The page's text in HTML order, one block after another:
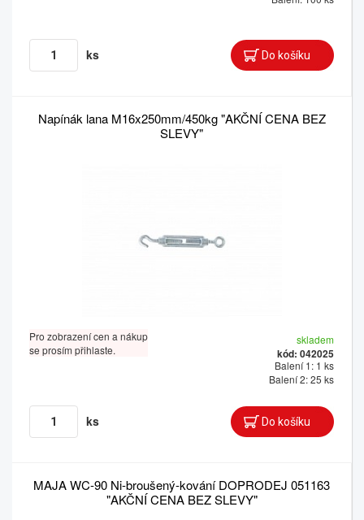
ks
Napínák lana M16x250mm/450kg "AKČNÍ CENA BEZ
SLEVY"
Pro zobrazení cen a nákup
se prosím přihlaste.
skladem
kód: 042025
Balení 1: 1 ks
Balení 2: 25 ks
ks
MAJA WC-90 Ni-broušený-kování DOPRODEJ 051163
"AKČNÍ CENA BEZ SLEVY"